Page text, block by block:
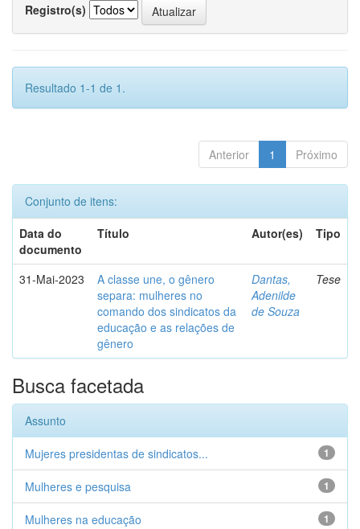
Registro(s)
Resultado 1-1 de 1.
Anterior 1 Próximo
Conjunto de itens:
Data do
documento
Título Autor(es) Tipo
31-Mai-2023
A classe une, o gênero
separa: mulheres no
comando dos sindicatos da
educação e as relações de
gênero
Dantas,
Adenilde
de Souza
Tese
Busca facetada
Assunto
1
Mujeres presidentas de sindicatos...
1
Mulheres e pesquisa
1
Mulheres na educação